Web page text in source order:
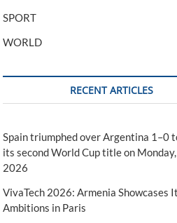
SPORT
WORLD
RECENT ARTICLES
Spain triumphed over Argentina 1–0
its second World Cup title on Monday,
2026
VivaTech 2026: Armenia Showcases
Ambitions in Paris